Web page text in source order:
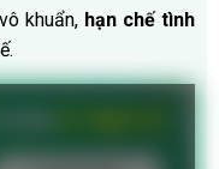
khuẩn, hạn chế tình